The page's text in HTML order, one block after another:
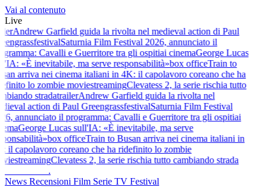
Vai al contenuto
Live
Andrew Garfield guida la rivolta nel medieval action di Paul
festivalSaturnia Film Festival 2026, annunciato il
Cavalli e Guerritore tra gli ospitiai cinemaGeorge Lucas
«È inevitabile, ma serve responsabilità»box officeTrain to
arriva nei cinema italiani in 4K: il capolavoro coreano che ha
lo zombie moviestreamingClevatess 2, la serie rischia tutto
stradatrailerAndrew Garfield guida la rivolta nel
action di Paul GreengrassfestivalSaturnia Film Festival
annunciato il programma: Cavalli e Guerritore tra gli ospitiai
George Lucas sull'IA: «È inevitabile, ma serve
box officeTrain to Busan arriva nei cinema italiani in
il capolavoro coreano che ha ridefinito lo zombie
streamingClevatess 2, la serie rischia tutto cambiando strada
.
News Recensioni Film Serie TV Festival